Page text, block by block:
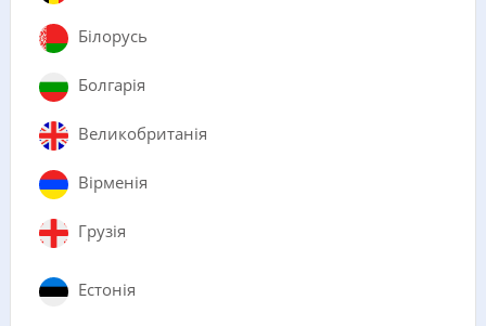
Білорусь
Болгарія
Великобританія
Вірменія
Грузія
Естонія